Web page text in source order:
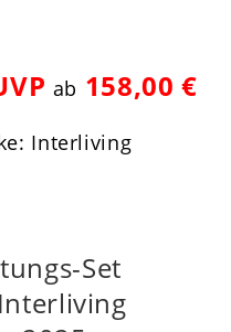
ab 158,00 €
Interliving
Set